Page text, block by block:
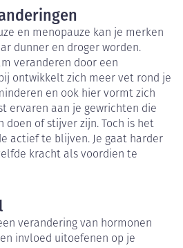
en menopauze kan je merken
dunner en droger worden.
veranderen door een
ontwikkelt zich meer vet rond je
en ook hier vormt zich
ervaren aan je gewrichten die
doen of stijver zijn. Toch is het
actief te blijven. Je gaat harder
kracht als voordien te
verandering van hormonen
invloed uitoefenen op je